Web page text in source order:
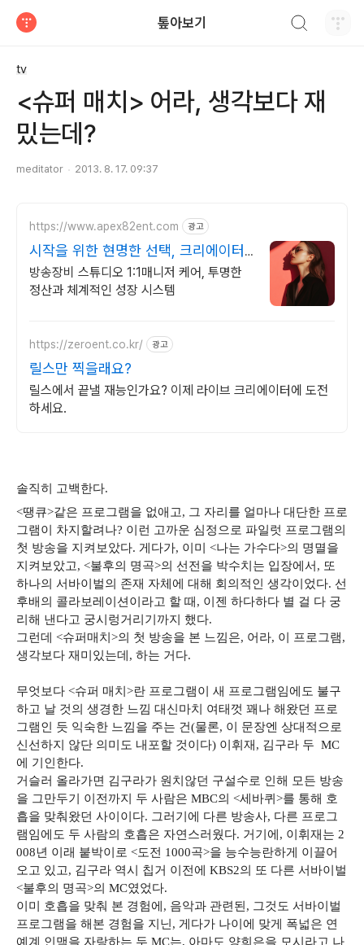
톺아보기
tv
<슈퍼 매치> 어라, 생각보다 재
밌는데?
meditator 2013. 8. 17. 09:37
https://www.apex82ent.com 광고
시작을 위한 현명한 선택, 크리에이터,
BJ 상시 모집
방송장비 스튜디오 1:1매니저 케어, 투명한
정산과 체계적인 성장 시스템
https://zeroent.co.kr/ 광고
릴스만 찍을래요?
릴스에서 끝낼 재능인가요? 이제 라이브 크리에이터에 도전
하세요.
솔직히 고백한다.
<땡큐>같은 프로그램을 없애고, 그 자리를 얼마나 대단한 프로
그램이 차지할려나? 이런 고까운 심정으로 파일럿 프로그램의
첫 방송을 지켜보았다. 게다가, 이미 <나는 가수다>의 명멸을
지켜보았고, <불후의 명곡>의 선전을 박수치는 입장에서, 또
하나의 서바이벌의 존재 자체에 대해 회의적인 생각이었다. 선
후배의 콜라보레이션이라고 할 때, 이젠 하다하다 별 걸 다 궁
리해 낸다고 궁시렁거리기까지 했다.
그런데 <슈퍼매치>의 첫 방송을 본 느낌은, 어라, 이 프로그램,
생각보다 재미있는데, 하는 거다.
무엇보다 <슈퍼 매치>란 프로그램이 새 프로그램임에도 불구
하고 날 것의 생경한 느낌 대신마치 여태껏 꽤나 해왔던 프로
그램인 듯 익숙한 느낌을 주는 건(물론, 이 문장엔 상대적으로
신선하지 않단 의미도 내포할 것이다) 이휘재, 김구라 두 MC
에 기인한다.
거슬러 올라가면 김구라가 원치않던 구설수로 인해 모든 방송
을 그만두기 이전까지 두 사람은 MBC의 <세바퀴>를 통해 호
흡을 맞춰왔던 사이이다. 그러기에 다른 방송사, 다른 프로그
램임에도 두 사람의 호흡은 자연스러웠다. 거기에, 이휘재는 2
008년 이래 붙박이로 <도전 1000곡>을 능수능란하게 이끌어
오고 있고, 김구라 역시 칩거 이전에 KBS2의 또 다른 서바이벌
<불후의 명곡>의 MC였었다.
이미 호흡을 맞춰 본 경험에, 음악과 관련된, 그것도 서바이벌
프로그램을 해본 경험을 지닌, 게다가 나이에 맞게 폭넓은 연
예계 인맥을 자랑하는 두 MC는, 아마도 양희은을 모시라고 나